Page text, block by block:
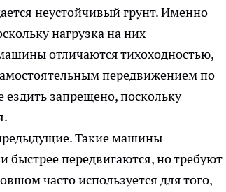
неустойчивый грунт. Именно
нагрузка на них
отличаются тихоходностью,
передвижением по
запрещено, поскольку
Такие машины
быстрее передвигаются, но требуют
часто используется для того,